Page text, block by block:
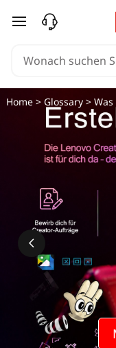
zum Hauptinhalt
Home> Glossary> Was